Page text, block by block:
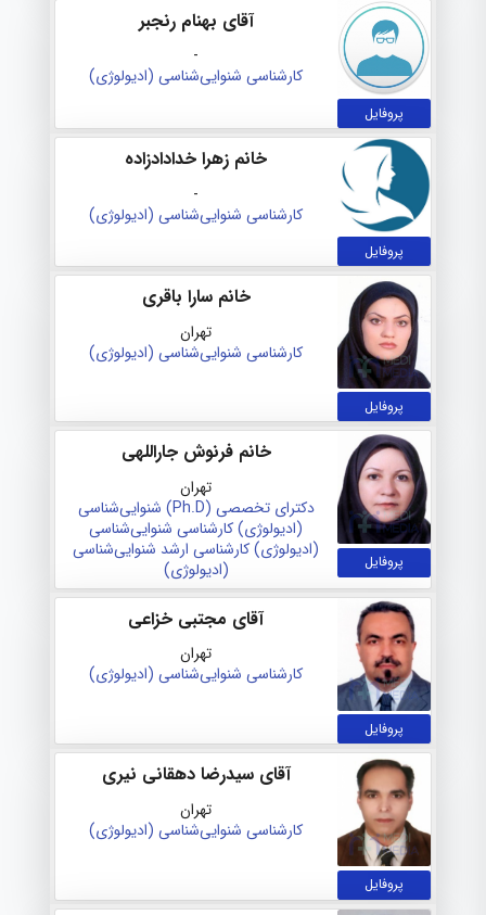
پروفایل
آقای بهنام رنجبر
-
کارشناسی شنوایی‌شناسی (ادیولوژی)
پروفایل
خانم زهرا خدادادزاده
-
کارشناسی شنوایی‌شناسی (ادیولوژی)
پروفایل
خانم سارا باقری
تهران
کارشناسی شنوایی‌شناسی (ادیولوژی)
پروفایل
خانم فرنوش جاراللهی
تهران
دکترای تخصصی (Ph.D) شنوایی‌شناسی
(ادیولوژی)کارشناسی شنوایی‌شناسی
(ادیولوژی)کارشناسی ارشد شنوایی‌شناسی
(ادیولوژی)
پروفایل
آقای مجتبی خزاعی
تهران
کارشناسی شنوایی‌شناسی (ادیولوژی)
پروفایل
آقای سیدرضا دهقانی نیری
تهران
کارشناسی شنوایی‌شناسی (ادیولوژی)